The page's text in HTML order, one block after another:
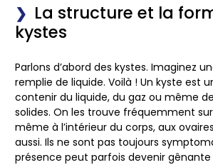
La structure et la
kystes
Parlons d’abord des kystes. Imaginez
remplie de liquide. Voilà ! Un kyste est
contenir du liquide, du gaz ou même
solides. On les trouve fréquemment
même à l’intérieur du corps, aux
aussi. Ils ne sont pas toujours
présence peut parfois devenir gênante